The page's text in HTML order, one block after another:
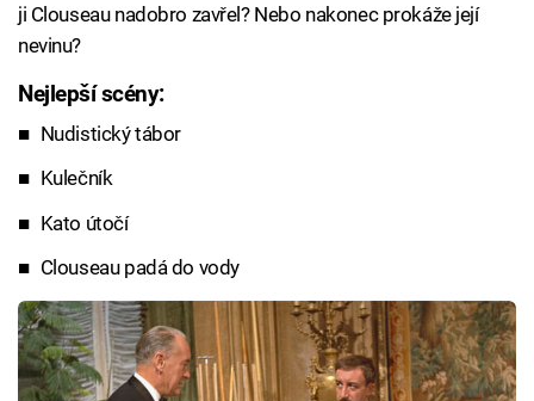
ji Clouseau nadobro zavřel? Nebo nakonec prokáže její
nevinu?
Nejlepší scény:
Nudistický tábor
Kulečník
Kato útočí
Clouseau padá do vody